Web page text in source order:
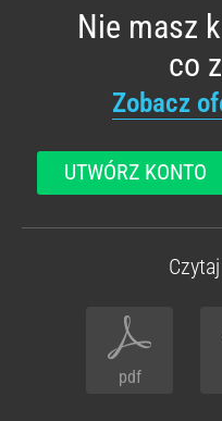
Nie masz
co
Zobacz
UTWÓRZ KONTO
pdf